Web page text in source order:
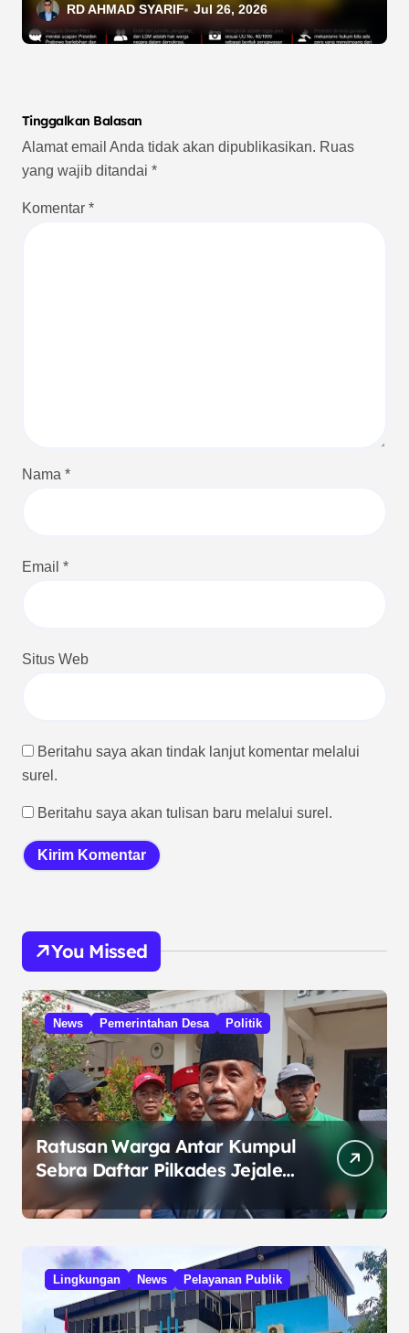
Presiden Prabowo
RD AHMAD SYARIF Jul 26, 2026
Tinggalkan Balasan
Alamat email Anda tidak akan dipublikasikan. Ruas
yang wajib ditandai *
Komentar *
Nama *
Email *
Situs Web
Beritahu saya akan tindak lanjut komentar melalui
surel.
Beritahu saya akan tulisan baru melalui surel.
You Missed
News Pemerintahan Desa Politik
Ratusan Warga Antar Kumpul
Sebra Daftar Pilkades Jejalen
Jaya, Serukan Pemilu Damai
Lingkungan News Pelayanan Publik